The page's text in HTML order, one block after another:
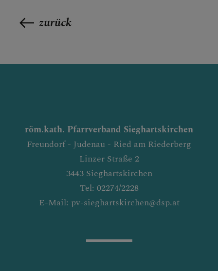
zurück
röm.kath. Pfarrverband Sieghartskirchen
Freundorf - Judenau - Ried am Riederberg
Linzer Straße 2
3443 Sieghartskirchen
Tel: 02274/2228
E-Mail: pv-sieghartskirchen@dsp.at